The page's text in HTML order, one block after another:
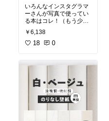
いろんなインスタグラマ
ーさんが写真で使ってい
る本はコレ！（もう少し
紫っぽい色な気がす
る...）
￥6,138
18 0